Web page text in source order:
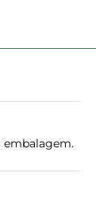
embalagem.